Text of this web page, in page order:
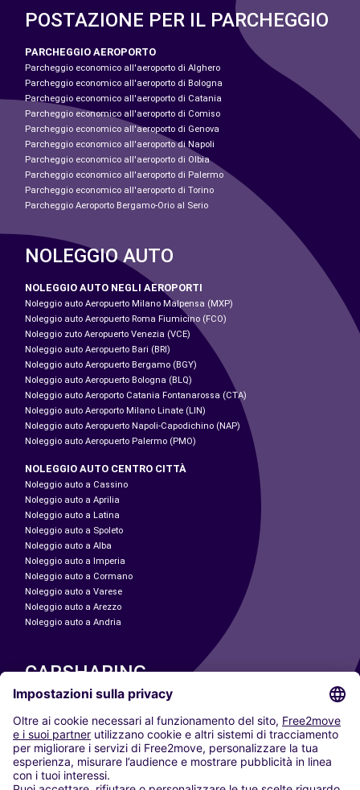
POSTAZIONE PER IL PARCHEGGIO
PARCHEGGIO AEROPORTO
Parcheggio economico all'aeroporto di Alghero
Parcheggio economico all'aeroporto di Bologna
Parcheggio economico all'aeroporto di Catania
Parcheggio economico all'aeroporto di Comiso
Parcheggio economico all'aeroporto di Genova
Parcheggio economico all'aeroporto di Napoli
Parcheggio economico all'aeroporto di Olbia
Parcheggio economico all'aeroporto di Palermo
Parcheggio economico all'aeroporto di Torino
Parcheggio Aeroporto Bergamo-Orio al Serio
NOLEGGIO AUTO
NOLEGGIO AUTO NEGLI AEROPORTI
Noleggio auto Aeropuerto Milano Malpensa (MXP)
Noleggio auto Aeropuerto Roma Fiumicino (FCO)
Noleggio zuto Aeropuerto Venezia (VCE)
Noleggio auto Aeropuerto Bari (BRI)
Noleggio auto Aeropuerto Bergamo (BGY)
Noleggio auto Aeropuerto Bologna (BLQ)
Noleggio auto Aeroporto Catania Fontanarossa (CTA)
Noleggio auto Aeroporto Milano Linate (LIN)
Noleggio auto Aeropuerto Napoli-Capodichino (NAP)
Noleggio auto Aeropuerto Palermo (PMO)
NOLEGGIO AUTO CENTRO CITTÀ
Noleggio auto a Cassino
Noleggio auto a Aprilia
Noleggio auto a Latina
Noleggio auto a Spoleto
Noleggio auto a Alba
Noleggio auto a Imperia
Noleggio auto a Cormano
Noleggio auto a Varese
Noleggio auto a Arezzo
Noleggio auto a Andria
CARSHARING
LE NOSTRE CITTÀ
Paris
Madrid
Washington DC
Milano
Roma